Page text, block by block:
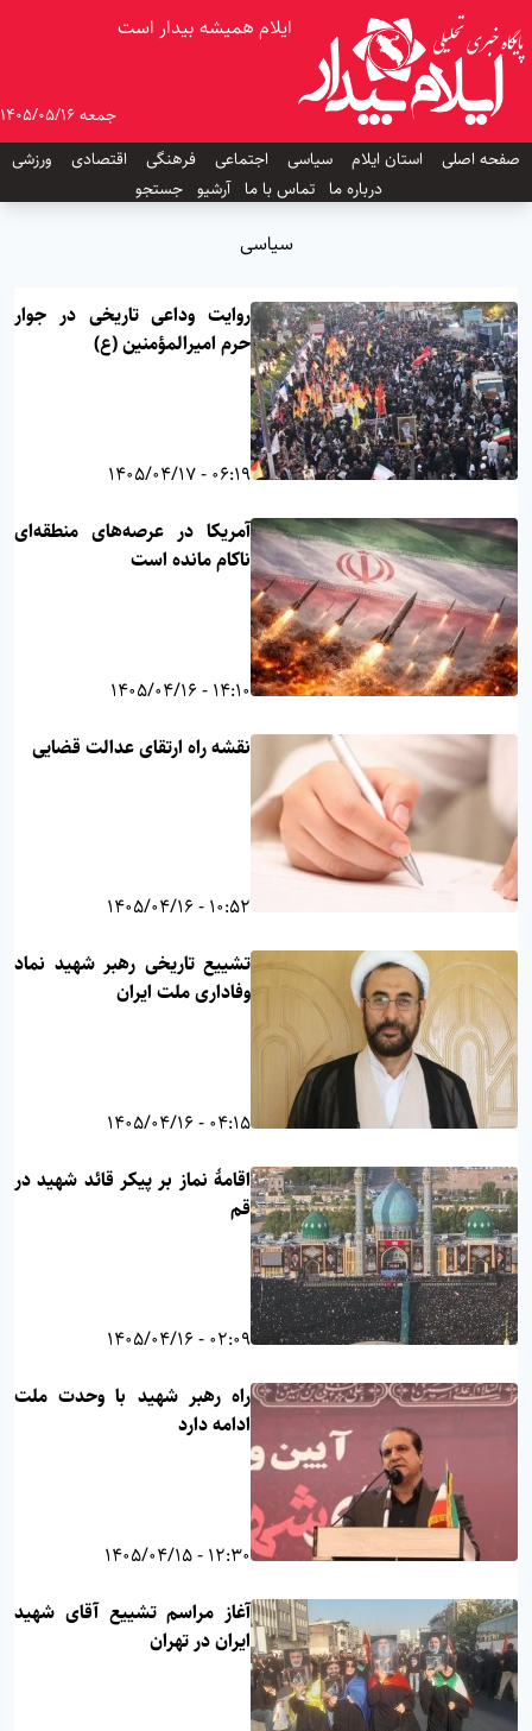
ایلام همیشه بیدار است
جمعه 1405/05/16
صفحه اصلی
استان ایلام سیاسی اجتماعی فرهنگی اقتصادی
ورزشی
درباره ما تماس با ما آرشیو جستجو
سیاسی
روایت وداعی تاریخی در جوار
حرم امیرالمؤمنین (ع)
06:19 - 1405/04/17
آمریکا در عرصه‌های منطقه‌ای
ناکام مانده است
14:10 - 1405/04/16
نقشه راه ارتقای عدالت قضایی
10:52 - 1405/04/16
تشییع تاریخی رهبر شهید نماد
وفاداری ملت ایران
04:15 - 1405/04/16
اقامۀ نماز بر پیکر قائد شهید در
قم
02:09 - 1405/04/16
راه رهبر شهید با وحدت ملت
ادامه دارد
12:30 - 1405/04/15
آغاز مراسم تشییع آقای شهید
ایران در تهران